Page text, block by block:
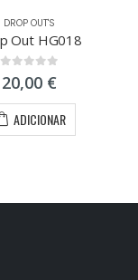
DROP OUT'S
Out HG018
0out of 5
20,00 €
ADICIONAR